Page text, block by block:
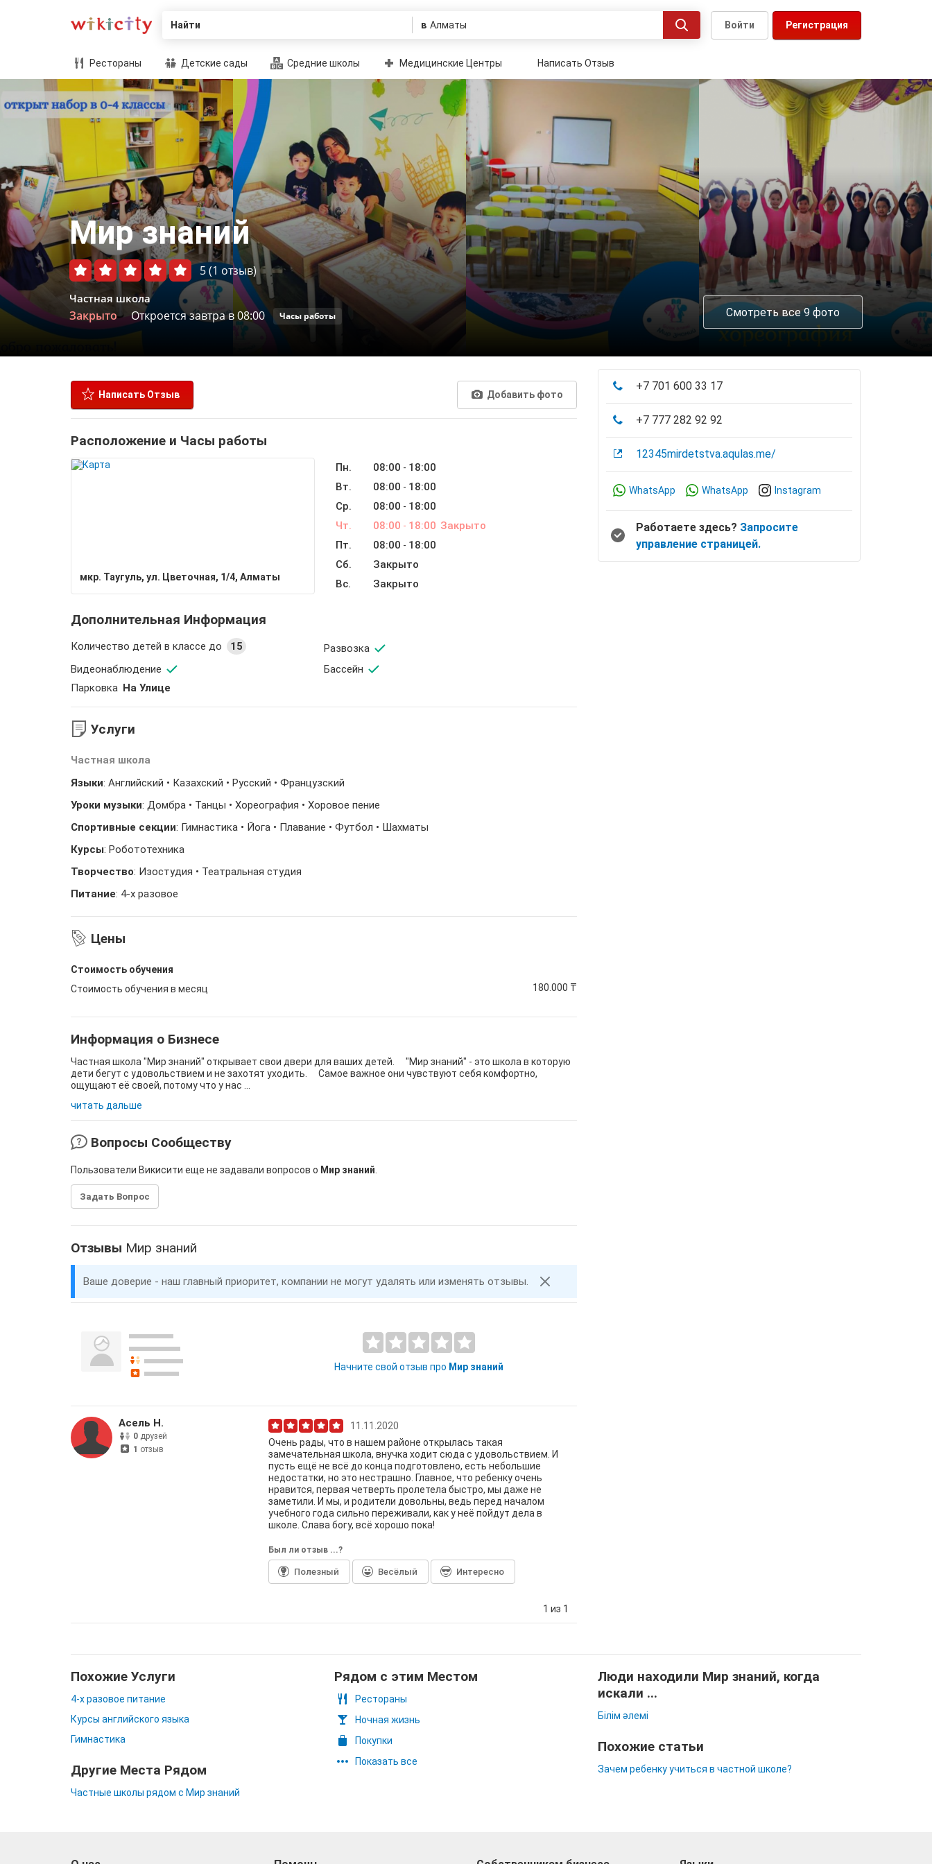
Найти в Регистрация
Войти
Рестораны Детские сады Средние школы Медицинские Центры Написать Отзыв
Мир знаний
5(1 отзыв)
Частная школа
Закрыто Откроется завтра в 08:00 Часы работы Смотреть все 9 фото
Написать Отзыв Добавить фото
Расположение и Часы работы
мкр. Таугуль, ул. ​Цветочная, 1/4, Алматы
Пн. 08:00 - 18:00
Вт.
08:00 - 18:00
Ср.
08:00 - 18:00
Чт.
08:00 - 18:00 Закрыто
Пт.
08:00 - 18:00
Сб.
Закрыто
Вс.
Закрыто
Дополнительная Информация
Количество детей в классе до 15
Развозка
Видеонаблюдение
Бассейн
Парковка На Улице
Услуги
Частная школа
Языки: Английский • Казахский • Русский • Французский
Уроки музыки: Домбра • Танцы • Хореография • Хоровое пение
Спортивные секции: Гимнастика • Йога • Плавание • Футбол • Шахматы
Курсы: Робототехника
Творчество: Изостудия • Театральная студия
Питание: 4-х разовое
Цены
Стоимость обучения
Стоимость обучения в месяц
180.000 ₸
Информация о Бизнесе
Частная школа "Мир знаний" открывает свои двери для ваших детей. ⠀ "Мир знаний" - это школа в которую
дети бегут с удовольствием и не захотят уходить. ⠀ Самое важное они чувствуют себя комфортно,
ощущают её своей, потому что у нас ...
читать дальше
Вопросы Сообществу
Пользователи Викисити еще не задавали вопросов о Мир знаний
Задать Вопрос
Отзывы Мир знаний
Ваше доверие - наш главный приоритет, компании не могут удалять или изменять отзывы.
Начните свой отзыв про Мир знаний
Асель Н.
0 друзей
1 отзыв
11.11.2020
Очень рады, что в нашем районе открылась такая
замечательная школа, внучка ходит сюда с удовольствием. И
пусть ещё не всё до конца подготовлено, есть небольшие
недостатки, но это нестрашно. Главное, что ребенку очень
нравится, первая четверть пролетела быстро, мы даже не
заметили. И мы, и родители довольны, ведь перед началом
учебного года сильно переживали, как у неё пойдут дела в
школе. Слава богу, всё хорошо пока!
Был ли отзыв ...?
Полезный Весёлый Интересно
1 из 1
+7 701 600 33 17
+7 777 282 92 92
12345mirdetstva.aqulas.me/
WhatsApp WhatsApp Instagram
Работаете здесь? Запросите
управление страницей.
Похожие Услуги
4-х разовое питание
Курсы английского языка
Гимнастика
Другие Места Рядом
Частные школы рядом с Мир знаний
Рядом с этим Местом
Рестораны
Ночная жизнь
Покупки
Показать все
Люди находили Мир знаний, когда
искали ...
Білім әлемі
Похожие статьи
Зачем ребенку учиться в частной школе?